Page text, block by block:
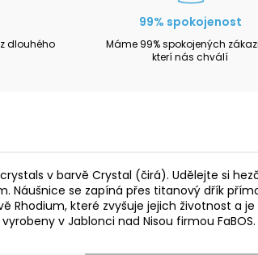
dlouhého
99% spokojenost
Máme 99% spokojených
kterí nás chválí
v barvě Crystal (čirá). Udělejte si
Náušnice se zapíná přes titanový dřík
Rhodium, které zvyšuje jejich životnost a
v Jablonci nad Nisou firmou FaBOS.